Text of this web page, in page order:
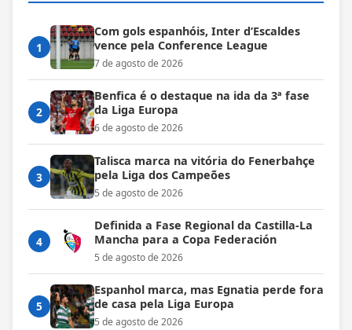
1
Com gols espanhóis, Inter d’Escaldes
vence pela Conference League
7 de agosto de 2026
2
Benfica é o destaque na ida da 3ª fase
da Liga Europa
6 de agosto de 2026
3
Talisca marca na vitória do Fenerbahçe
pela Liga dos Campeões
5 de agosto de 2026
4
Definida a Fase Regional da Castilla-La
Mancha para a Copa Federación
5 de agosto de 2026
5
Espanhol marca, mas Egnatia perde fora
de casa pela Liga Europa
5 de agosto de 2026